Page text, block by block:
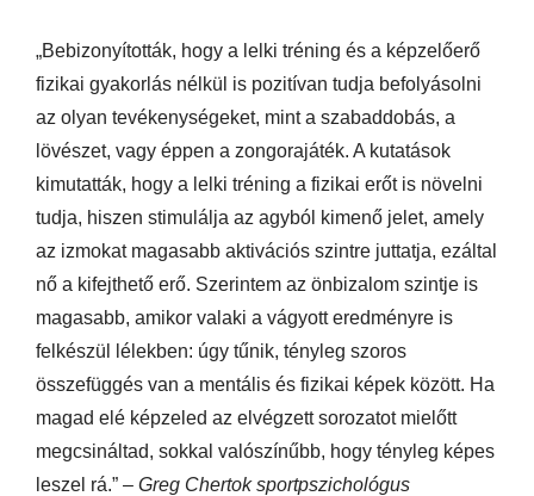
„Bebizonyították, hogy a lelki tréning és a képzelőerő
fizikai gyakorlás nélkül is pozitívan tudja befolyásolni
az olyan tevékenységeket, mint a szabaddobás, a
lövészet, vagy éppen a zongorajáték. A kutatások
kimutatták, hogy a lelki tréning a fizikai erőt is növelni
tudja, hiszen stimulálja az agyból kimenő jelet, amely
az izmokat magasabb aktivációs szintre juttatja, ezáltal
nő a kifejthető erő. Szerintem az önbizalom szintje is
magasabb, amikor valaki a vágyott eredményre is
felkészül lélekben: úgy tűnik, tényleg szoros
összefüggés van a mentális és fizikai képek között. Ha
magad elé képzeled az elvégzett sorozatot mielőtt
megcsináltad, sokkal valószínűbb, hogy tényleg képes
leszel rá.” – Greg Chertok sportpszichológus